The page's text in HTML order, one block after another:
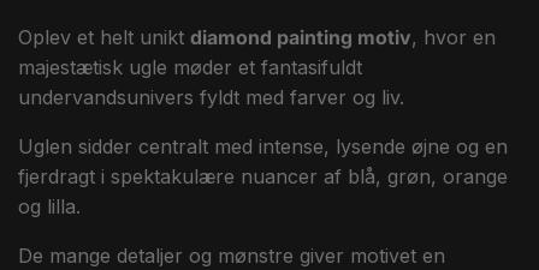
Oplev et helt unikt diamond painting motiv, hvor en
majestætisk ugle møder et fantasifuldt
undervandsunivers fyldt med farver og liv.
Uglen sidder centralt med intense, lysende øjne og en
fjerdragt i spektakulære nuancer af blå, grøn, orange
og lilla.
De mange detaljer og mønstre giver motivet en